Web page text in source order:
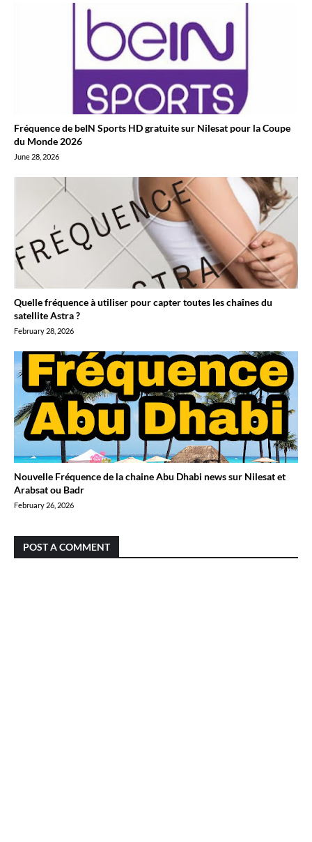
Fréquence de beIN Sports HD gratuite sur Nilesat pour la Coupe
du Monde 2026
June 28, 2026
Quelle fréquence à utiliser pour capter toutes les chaînes du
satellite Astra ?
February 28, 2026
Nouvelle Fréquence de la chaine Abu Dhabi news sur Nilesat et
Arabsat ou Badr
February 26, 2026
POST A COMMENT